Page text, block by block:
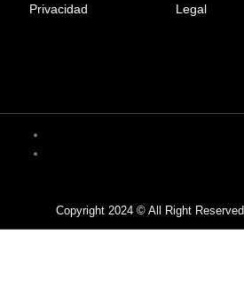
Privacidad Legal
Copyright 2024 © All Right